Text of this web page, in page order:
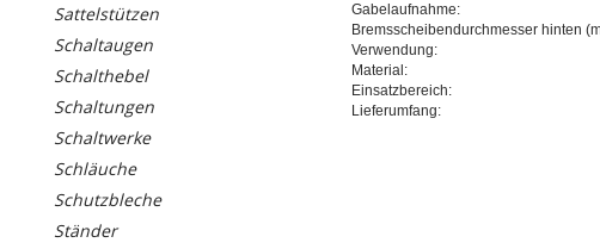
Sattelstützen
Schaltaugen
Schalthebel
Schaltungen
Schaltwerke
Schläuche
Schutzbleche
Ständer
Gabelaufnahme:
Bremsscheibendurchmesser hinten
Verwendung:
Material:
Einsatzbereich:
Lieferumfang: